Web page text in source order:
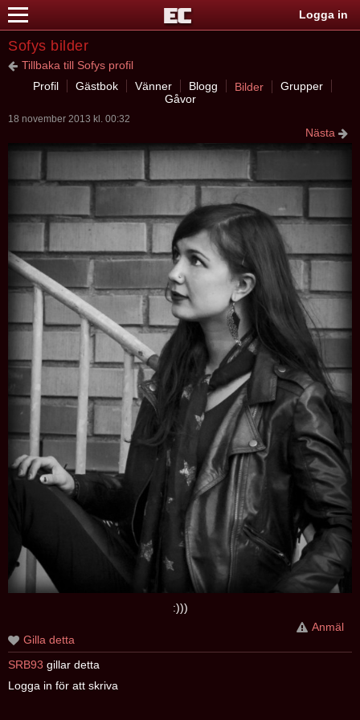
Logga in
Sofys bilder
Tillbaka till Sofys profil
Profil
Gästbok Vänner Blogg Bilder
Grupper
Gåvor
18 november 2013 kl. 00:32
Nästa
:)))
Anmäl
Gilla detta
SRB93 gillar detta
Logga in för att skriva